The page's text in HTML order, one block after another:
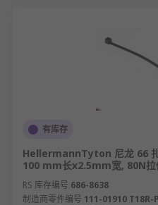
有库存
HellermannTyton 尼龙 66
100 mm长x2.5mm宽, 80N拉
RS 库存编号 686-8638
制造商零件编号 111-01910 T18R-